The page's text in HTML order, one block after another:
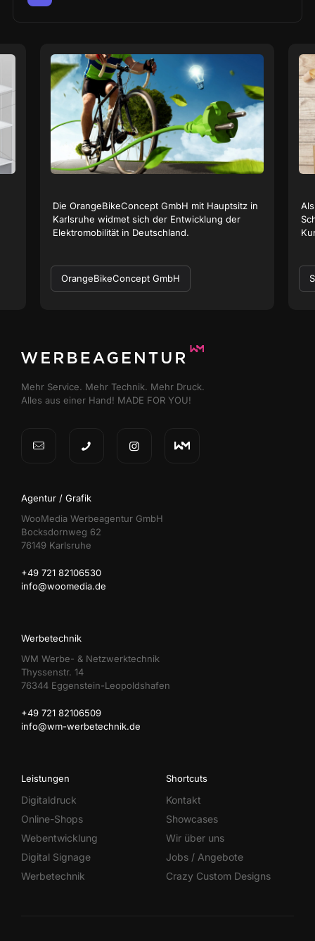
Die OrangeBikeConcept GmbH mit Hauptsitz in
Karlsruhe widmet sich der Entwicklung der
Elektromobilität in Deutschland.
OrangeBikeConcept GmbH
Mehr Service. Mehr Technik. Mehr Druck.
Alles aus einer Hand! MADE FOR YOU!
Agentur / Grafik
WooMedia Werbeagentur GmbH
Bocksdornweg 62
76149 Karlsruhe
+49 721 82106530
info@woomedia.de
Werbetechnik
WM Werbe- & Netzwerktechnik
Thyssenstr. 14
76344 Eggenstein-Leopoldshafen
+49 721 82106509
info@wm-werbetechnik.de
Leistungen
Digitaldruck
Online-Shops
Webentwicklung
Digital Signage
Werbetechnik
Shortcuts
Kontakt
Showcases
Wir über uns
Jobs / Angebote
Crazy Custom Designs